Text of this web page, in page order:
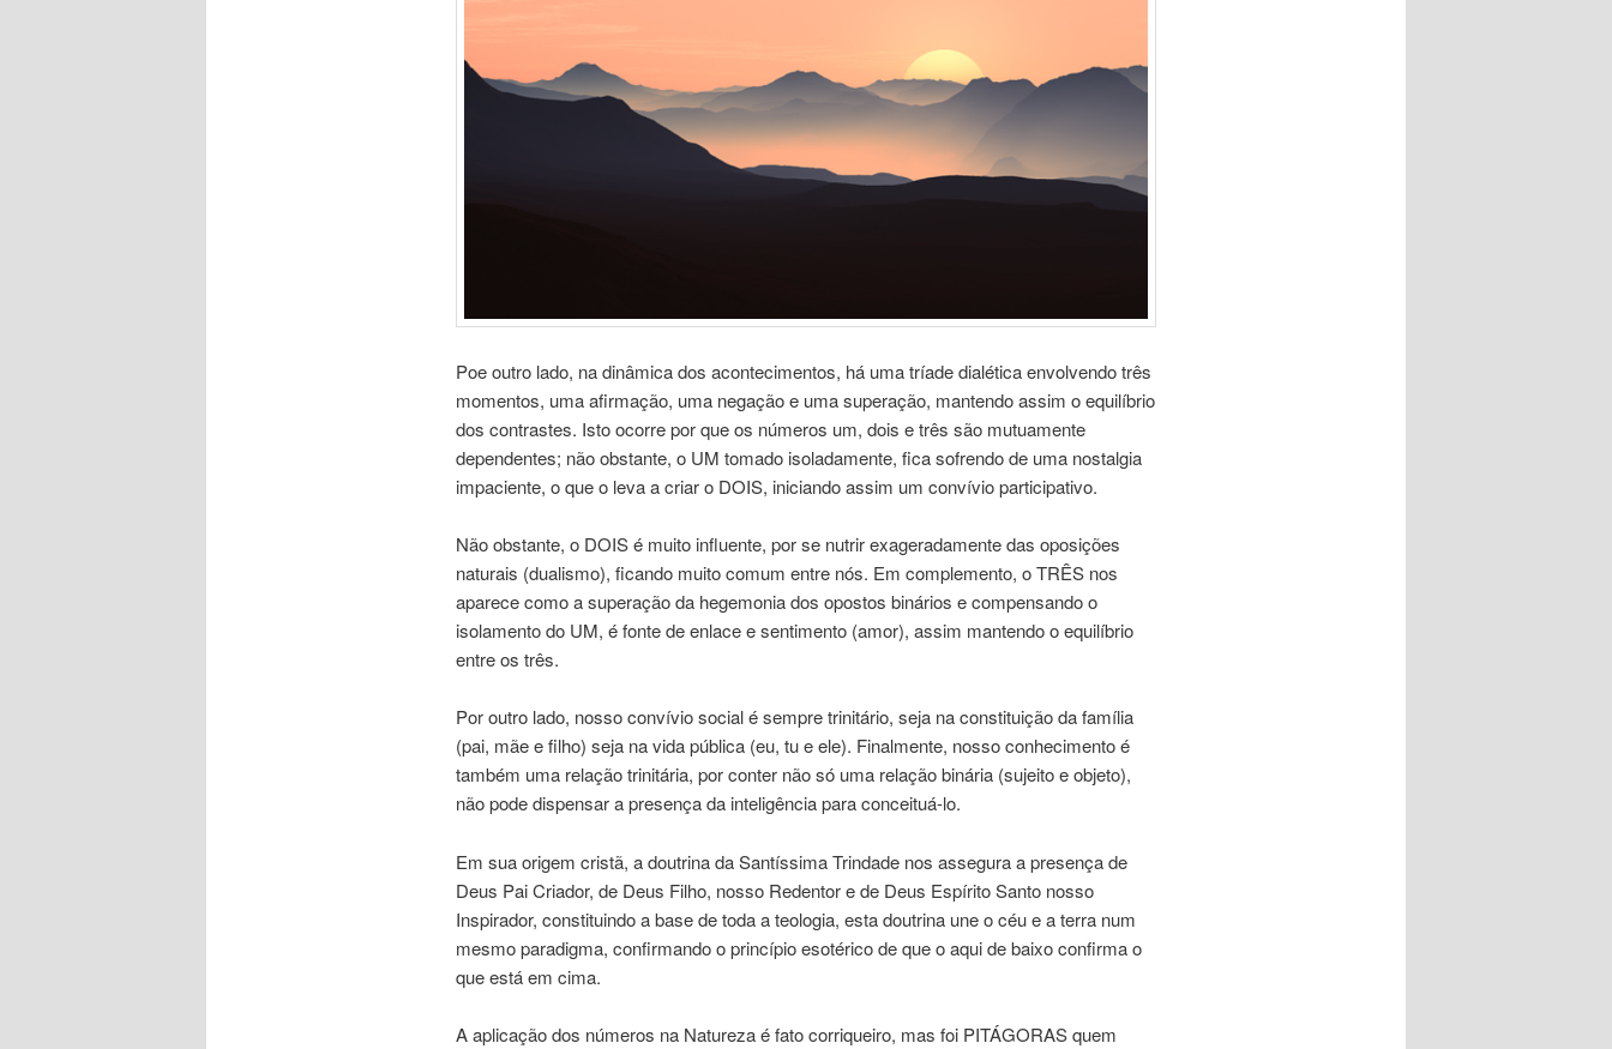
Poe outro lado, na dinâmica dos acontecimentos, há uma tríade dialética envolvendo três
momentos, uma afirmação, uma negação e uma superação, mantendo assim o equilíbrio
dos contrastes. Isto ocorre por que os números um, dois e três são mutuamente
dependentes; não obstante, o UM tomado isoladamente, fica sofrendo de uma nostalgia
impaciente, o que o leva a criar o DOIS, iniciando assim um convívio participativo.
Não obstante, o DOIS é muito influente, por se nutrir exageradamente das oposições
naturais (dualismo), ficando muito comum entre nós. Em complemento, o TRÊS nos
aparece como a superação da hegemonia dos opostos binários e compensando o
isolamento do UM, é fonte de enlace e sentimento (amor), assim mantendo o equilíbrio
entre os três.
Por outro lado, nosso convívio social é sempre trinitário, seja na constituição da família
(pai, mãe e filho) seja na vida pública (eu, tu e ele). Finalmente, nosso conhecimento é
também uma relação trinitária, por conter não só uma relação binária (sujeito e objeto),
não pode dispensar a presença da inteligência para conceituá-lo.
Em sua origem cristã, a doutrina da Santíssima Trindade nos assegura a presença de
Deus Pai Criador, de Deus Filho, nosso Redentor e de Deus Espírito Santo nosso
Inspirador, constituindo a base de toda a teologia, esta doutrina une o céu e a terra num
mesmo paradigma, confirmando o princípio esotérico de que o aqui de baixo confirma o
que está em cima.
A aplicação dos números na Natureza é fato corriqueiro, mas foi PITÁGORAS quem